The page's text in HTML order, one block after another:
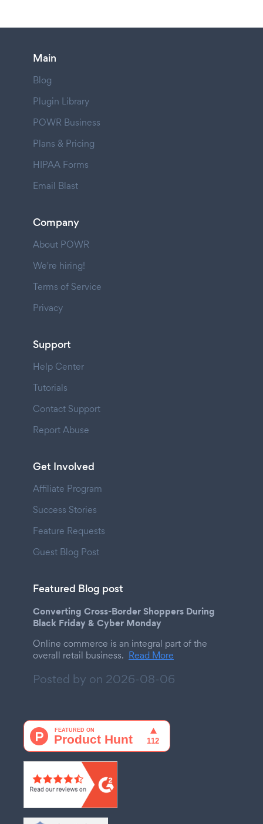
Main
Blog
Plugin Library
POWR Business
Plans & Pricing
HIPAA Forms
Email Blast
Company
About POWR
We're hiring!
Terms of Service
Privacy
Support
Help Center
Tutorials
Contact Support
Report Abuse
Get Involved
Affiliate Program
Success Stories
Feature Requests
Guest Blog Post
Featured Blog post
Converting Cross-Border Shoppers During
Black Friday & Cyber Monday
Online commerce is an integral part of the
overall retail business. Read More
Posted by on 2026-08-06